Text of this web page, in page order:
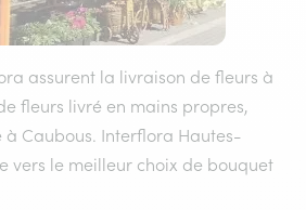
assurent la livraison de fleurs à
fleurs livré en mains propres,
à Caubous. Interflora Hautes-
vers le meilleur choix de bouquet